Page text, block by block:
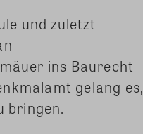
und zuletzt
ins Baurecht
gelang es,
bringen.